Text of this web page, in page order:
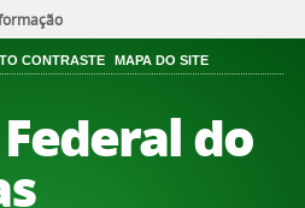
CONTRASTE MAPA DO SITE
do